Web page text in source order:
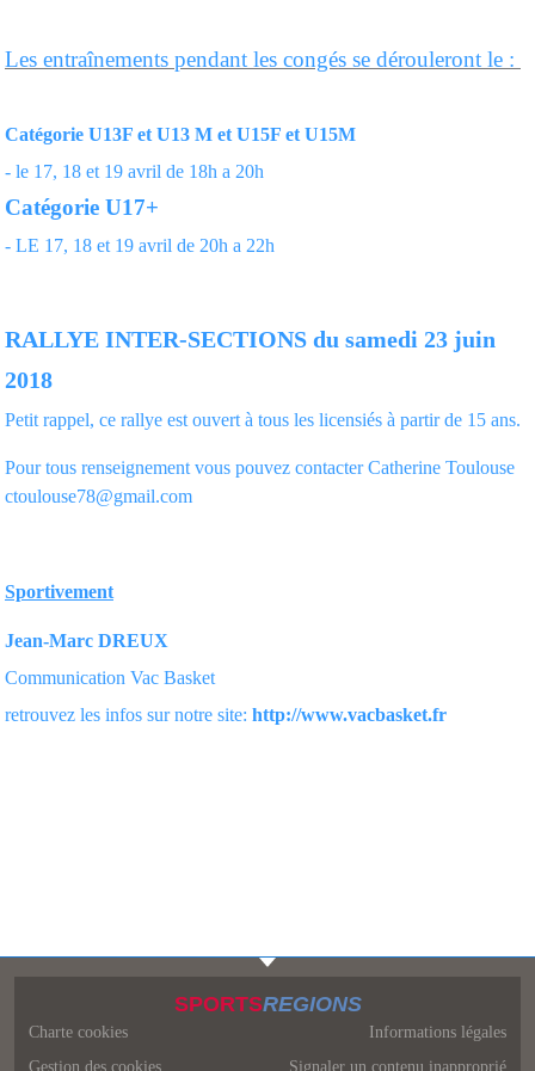
Les entraînements pendant les congés se dérouleront le :
Catégorie U13F et U13 M et U15F et U15M
- le 17, 18 et 19 avril de 18h a 20h
Catégorie U17+
- LE 17, 18 et 19 avril de 20h a 22h
RALLYE INTER-SECTIONS du samedi 23 juin
2018
Petit rappel, ce rallye est ouvert à tous les licensiés à partir de 15 ans.
Pour tous renseignement vous pouvez contacter Catherine Toulouse
ctoulouse78@gmail.com
Sportivement
Jean-Marc DREUX
Communication Vac Basket
retrouvez les infos sur notre site: http://www.vacbasket.fr
SPORTSREGIONS
Charte cookies
Gestion des cookies
Informations légales
Signaler un contenu inapproprié